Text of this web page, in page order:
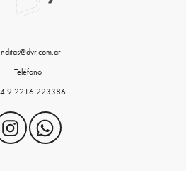
Teléfono
9 2216 223386